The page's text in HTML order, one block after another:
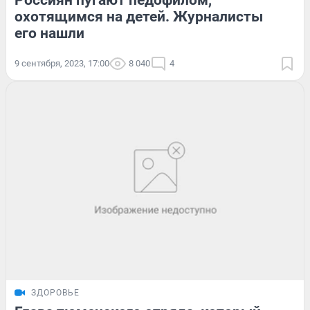
охотящимся на детей. Журналисты
его нашли
9 сентября, 2023, 17:00 8 040 4
ЗДОРОВЬЕ